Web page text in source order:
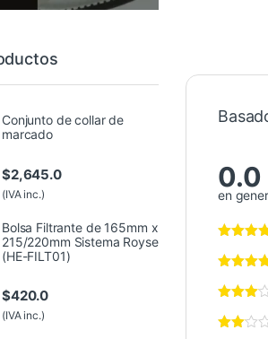
0.0
en
Conjunto de collar de
marcado
$2,645.0
(IVA inc.)
Bolsa Filtrante de 165mm x
215/220mm Sistema Royse
(HE-FILT01)
$420.0
(IVA inc.)